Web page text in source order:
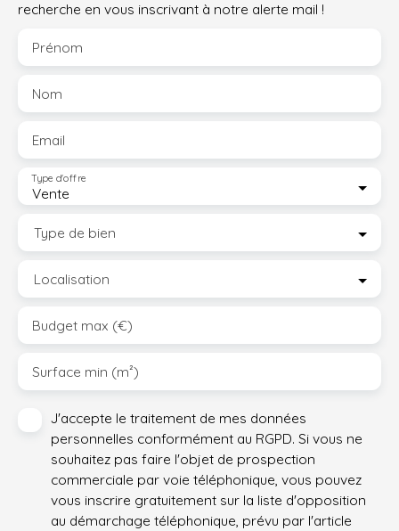
recherche en vous inscrivant à notre alerte mail !
Prénom
Nom
Email
Vente
Type d'offre
Type de bien
Localisation
Budget max (€)
Surface min (m²)
J'accepte le traitement de mes données
personnelles conformément au RGPD. Si vous ne
souhaitez pas faire l'objet de prospection
commerciale par voie téléphonique, vous pouvez
vous inscrire gratuitement sur la liste d'opposition
au démarchage téléphonique, prévu par l'article